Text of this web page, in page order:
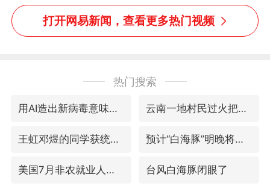
打开网易新闻，查看更多热门视频
热门搜索
用AI造出新病毒意味着什么 云南一地村民过火把节意外灼伤16人
王虹邓煜的同学获统计学界诺贝尔奖 预计“白海豚”明晚将在浙江舟山到福建福鼎一带沿海登陆
美国7月非农就业人数意外减少2.3万人 台风白海豚闭眼了